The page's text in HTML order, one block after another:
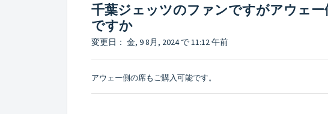
千葉ジェッツのファンですがアウェ
ですか
変更日： 金, 9 8月, 2024 で 11:12 午前
アウェー側の席もご購入可能です。